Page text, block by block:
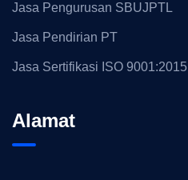
Jasa Pengurusan SBUJPTL
Jasa Pendirian PT
Jasa Sertifikasi ISO 9001:2015
Alamat